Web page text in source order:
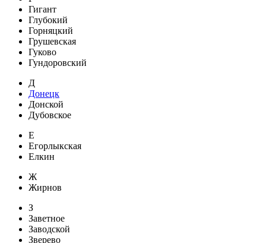
Гигант
Глубокий
Горняцкий
Грушевская
Гуково
Гундоровский
Д
Донецк
Донской
Дубовское
Е
Егорлыкская
Елкин
Ж
Жирнов
З
Заветное
Заводской
Зверево